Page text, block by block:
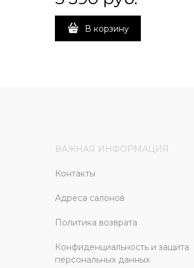
В корзину
ВАЖНАЯ ИНФОРМАЦИЯ
Контакты
Адреса салонов
Политика возврата
Конфиденциальность и защита
персональных данных